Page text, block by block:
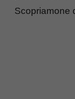
Scopriamone